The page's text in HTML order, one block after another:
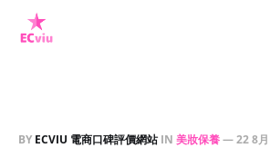
BY ECVIU 電商口碑評價網站IN 美妝保養—22 8